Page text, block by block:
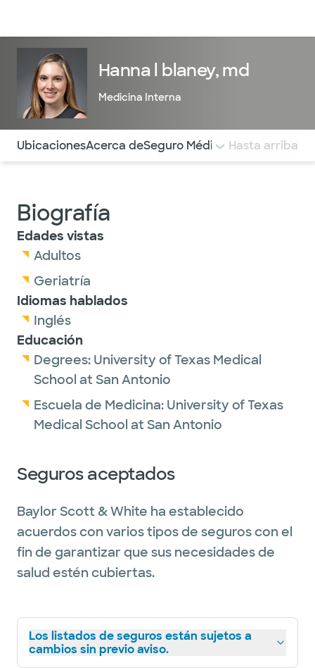
Hanna l blaney, md
Medicina Interna
Utilice esta navegación para saltar rápidamente a
UbicacionesAcerca deSeguro Médico COMENTARIOS
Hasta arriba
Biografía
Edades vistas
Adultos
Geriatría
Idiomas hablados
Inglés
Educación
Degrees: University of Texas Medical
School at San Antonio
Escuela de Medicina: University of Texas
Medical School at San Antonio
Seguros aceptados
Baylor Scott & White ha establecido
acuerdos con varios tipos de seguros con el
fin de garantizar que sus necesidades de
salud estén cubiertas.
Los listados de seguros están sujetos a
cambios sin previo aviso.